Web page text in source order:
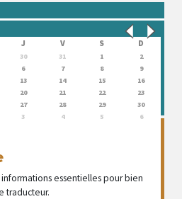
J V S D
30 31 1
2
6 7 8
9
13 14 15
16
20 21 22
23
27 28 29
30
3 4 5 6
essentielles pour bien
traducteur.